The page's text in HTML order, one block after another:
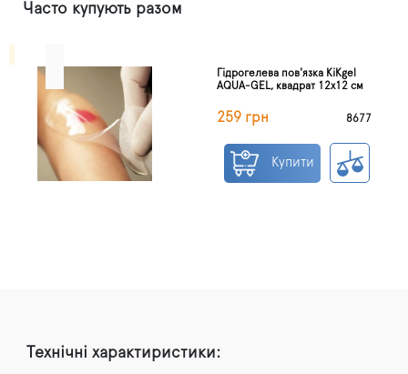
Часто купують разом
Гідрогелева пов'язка KiKgel
AQUA-GEL, квадрат 12х12 см
259 грн 8677
Купити
Технічні характиристики: